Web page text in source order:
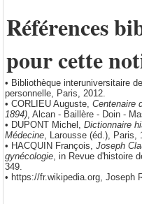
Références
pour cette
• Bibliothèque interuniversitaire
personnelle, Paris, 2012.
• CORLIEU Auguste, Centenaire
1894), Alcan - Baillère - Doin -
• DUPONT Michel, Dictionnaire
Médecine, Larousse (éd.), Paris,
• HACQUIN François, Joseph
gynécologie, in Revue d'histoire
349.
• https://fr.wikipedia.org, Joseph